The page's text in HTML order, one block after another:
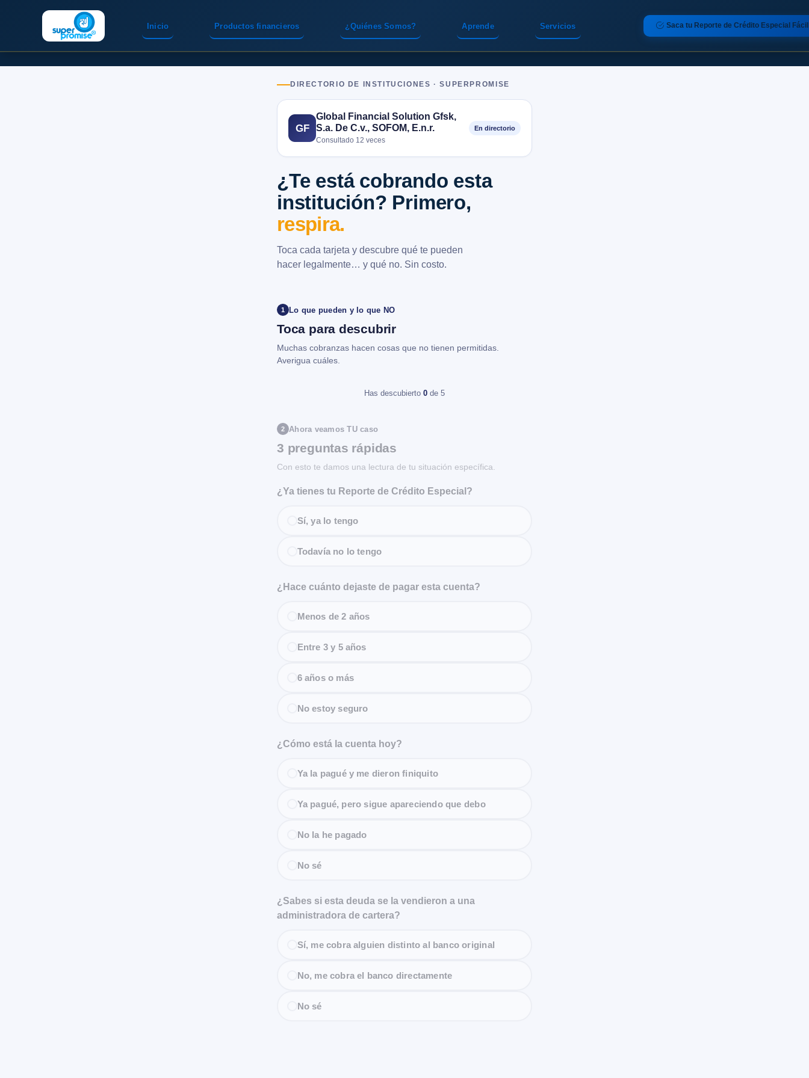
Inicio Servicios
Productos financieros ¿Quiénes Somos? Aprende Saca tu Reporte de Crédito Especial Fácil
DIRECTORIO DE INSTITUCIONES · SUPERPROMISE
GF
Global Financial Solution Gfsk,
S.a. De C.v., SOFOM, E.n.r.
Consultado 12 veces
En directorio
¿Te está cobrando esta
institución? Primero,
respira.
Toca cada tarjeta y descubre qué te pueden
hacer legalmente… y qué no. Sin costo.
1 Lo que pueden y lo que NO
Toca para descubrir
Muchas cobranzas hacen cosas que no tienen permitidas.
Averigua cuáles.
Has descubierto 0 de 5
2 Ahora veamos TU caso
3 preguntas rápidas
Con esto te damos una lectura de tu situación específica.
¿Ya tienes tu Reporte de Crédito Especial?
Sí, ya lo tengo
Todavía no lo tengo
¿Hace cuánto dejaste de pagar esta cuenta?
Menos de 2 años
Entre 3 y 5 años
6 años o más
No estoy seguro
¿Cómo está la cuenta hoy?
Ya la pagué y me dieron finiquito
Ya pagué, pero sigue apareciendo que debo
No la he pagado
No sé
¿Sabes si esta deuda se la vendieron a una
administradora de cartera?
Sí, me cobra alguien distinto al banco original
No, me cobra el banco directamente
No sé